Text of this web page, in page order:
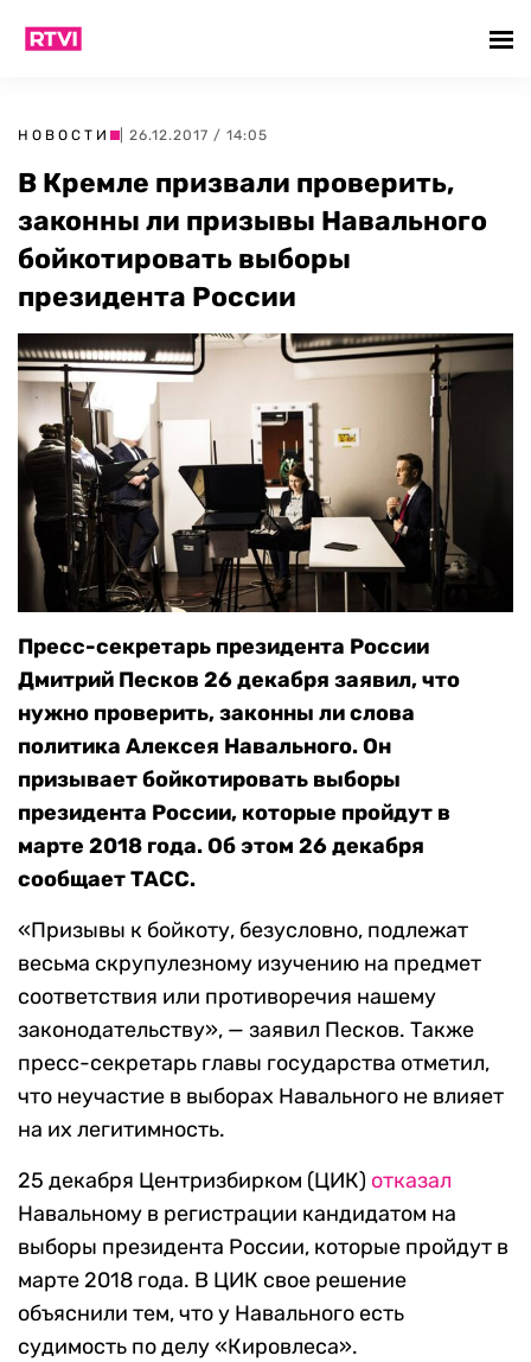
НОВОСТИ | 26.12.2017 / 14:05
В Кремле призвали проверить,
законны ли призывы Навального
бойкотировать выборы
президента России
Пресс-секретарь президента России
Дмитрий Песков 26 декабря заявил, что
нужно проверить, законны ли слова
политика Алексея Навального. Он
призывает бойкотировать выборы
президента России, которые пройдут в
марте 2018 года. Об этом 26 декабря
сообщает ТАСС.
«Призывы к бойкоту, безусловно, подлежат
весьма скрупулезному изучению на предмет
соответствия или противоречия нашему
законодательству», — заявил Песков. Также
пресс-секретарь главы государства отметил,
что неучастие в выборах Навального не влияет
на их легитимность.
25 декабря Центризбирком (ЦИК) отказал
Навальному в регистрации кандидатом на
выборы президента России, которые пройдут в
марте 2018 года. В ЦИК свое решение
объяснили тем, что у Навального есть
судимость по делу «Кировлеса».